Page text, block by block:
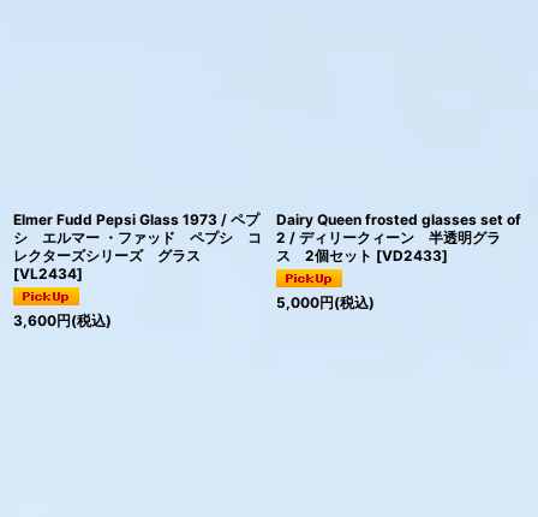
Elmer Fudd Pepsi Glass 1973 / ペプ
シ エルマー ・ファッド ペプシ コ
レクターズシリーズ グラス
[VL2434]
3,600円(税込)
Dairy Queen frosted glasses set of
2 / ディリークィーン 半透明グラ
ス 2個セット [VD2433]
5,000円(税込)